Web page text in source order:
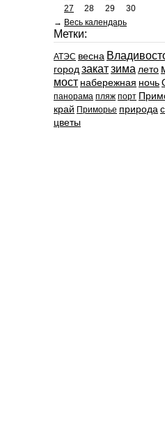
27
28 29
30
→ Весь календарь
Метки:
АТЭС весна
город закатзима лето
мост набережная ночь
панорама пляж порт
край Приморье природа
цветы